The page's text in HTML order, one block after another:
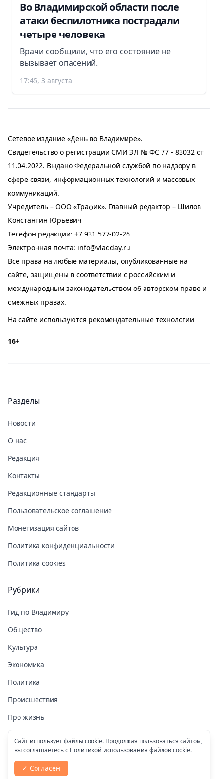
Во Владимирской области после
атаки беспилотника пострадали
четыре человека
Врачи сообщили, что его состояние не
вызывает опасений.
17:45, 3 августа
Сетевое издание «День во Владимире».
Свидетельство о регистрации СМИ ЭЛ № ФС 77 - 83032 от
11.04.2022. Выдано Федеральной службой по надзору в
сфере связи, информационных технологий и массовых
коммуникаций.
Учредитель – ООО «Трафик». Главный редактор – Шилов
Константин Юрьевич
Телефон редакции: +7 931 577-02-26
Электронная почта: info@vladday.ru
Все права на любые материалы, опубликованные на
сайте, защищены в соответствии с российским и
международным законодательством об авторском праве и
смежных правах.
На сайте используются рекомендательные технологии
16+
Разделы
Новости
О нас
Редакция
Контакты
Редакционные стандарты
Пользовательское соглашение
Монетизация сайтов
Политика конфиденциальности
Политика cookies
Рубрики
Гид по Владимиру
Общество
Культура
Экономика
Политика
Происшествия
Про жизнь
Здоровье
COVID-19
Спорт
Сайт использует файлы cookie. Продолжая пользоваться сайтом,
вы соглашаетесь с Политикой использования файлов cookie.
✓ Согласен